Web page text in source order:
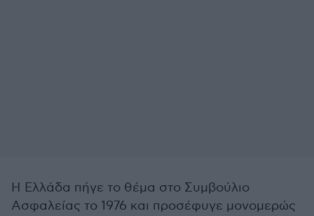
Η Ελλάδα πήγε το θέμα στο Συμβούλιο
Ασφαλείας το 1976 και προσέφυγε μονομερώς